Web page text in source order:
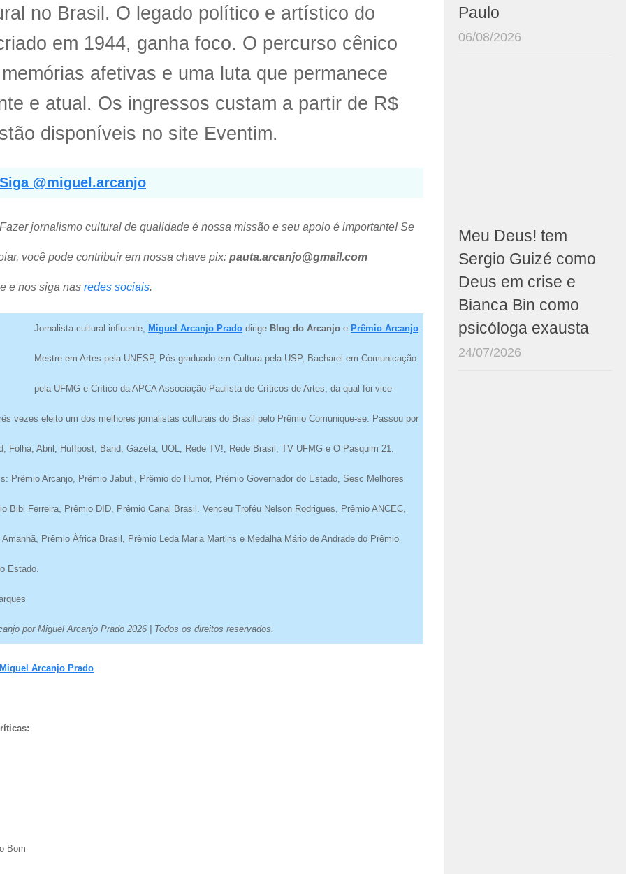
no Brasil. O legado político e artístico do
em 1944, ganha foco. O percurso cênico
afetivas e uma luta que permanece
e atual. Os ingressos custam a partir de R$
disponíveis no site Eventim.
Siga @miguel.arcanjo
Fazer jornalismo cultural de qualidade é nossa missão e seu apoio é importante! Se
você pode contribuir em nossa chave pix: pauta.arcanjo@gmail.com
e nos siga nas redes sociais.
Jornalista cultural influente, Miguel Arcanjo Prado dirige Blog do Arcanjo e Prêmio Arcanjo.
Mestre em Artes pela UNESP, Pós-graduado em Cultura pela USP, Bacharel em Comunicação
pela UFMG e Crítico da APCA Associação Paulista de Críticos de Artes, da qual foi vice-
vezes eleito um dos melhores jornalistas culturais do Brasil pelo Prêmio Comunique-se. Passou por
Folha, Abril, Huffpost, Band, Gazeta, UOL, Rede TV!, Rede Brasil, TV UFMG e O Pasquim 21.
Prêmio Arcanjo, Prêmio Jabuti, Prêmio do Humor, Prêmio Governador do Estado, Sesc Melhores
Bibi Ferreira, Prêmio DID, Prêmio Canal Brasil. Venceu Troféu Nelson Rodrigues, Prêmio ANCEC,
Amanhã, Prêmio África Brasil, Prêmio Leda Maria Martins e Medalha Mário de Andrade do Prêmio
Estado.
por Miguel Arcanjo Prado 2026 | Todos os direitos reservados.
Miguel Arcanjo Prado
Bom
Paulo
06/08/2026
Meu Deus! tem
Sergio Guizé como
Deus em crise e
Bianca Bin como
psicóloga exausta
24/07/2026